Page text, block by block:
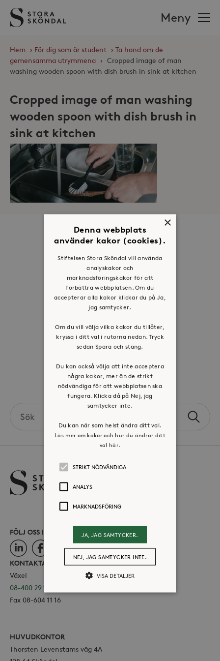
Stora
Sköndal
Meny
Hem › För dig som är student › Ta hand om de
gemensamma utrymmena › Cropped image of man
washing wooden spoon with dish brush in sink at kitchen
Cropped image of man washing
wooden spoon with dish brush in
sink at kitchen
Om oss
Historia
Riktlinje för personuppgifter
Tillgänglighetsredogörelse
Visselblåsartjänst
Jobba hos oss
Volontär hos Stora Sköndal
the
Sök
FÖLJ OSS I SOCIALA MEDIER
LinkedInFacebookInstagram
KONTAKTA OSS
Växel
08-400 29 100
Fax 08-604 11 16
HUVUDKONTOR
Thorsten Levenstams väg 4A
×
Denna webbplats
använder kakor (cookies).
Stiftelsen Stora Sköndal vill använda
analyskakor och
marknadsföringskakor för att
förbättra webbplatsen. Om du
accepterar alla kakor klickar du på Ja,
jag samtycker.
Om du vill välja vilka kakor du tillåter,
kryssa i ditt val i rutorna nedan. Tryck
sedan Spara och stäng.
Du kan också välja att inte acceptera
några kakor, mer än de strikt
nödvändiga för att webbplatsen ska
fungera. Klicka då på Nej, jag
samtycker inte.
Du kan när som helst ändra ditt val.
Läs mer om kakor och hur du ändrar ditt
val här.
STRIKT NÖDVÄNDIGA
ANALYS
MARKNADSFÖRING
JA, JAG SAMTYCKER.
NEJ, JAG SAMTYCKER INTE.
VISA DETALJER
kärnwebbplatsfunktioner som